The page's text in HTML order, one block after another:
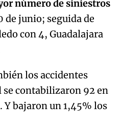
número de siniestros
de junio; seguida de
con 4, Guadalajara
los accidentes
se contabilizaron 92 en
bajaron un 1,45% los